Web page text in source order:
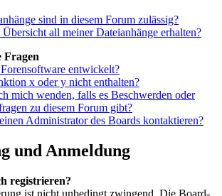
sind in diesem Forum zulässig?
all meiner Dateianhänge erhalten?
Fragen
entwickelt?
x oder y nicht enthalten?
mich wenden, falls es Beschwerden oder
zu diesem Forum gibt?
Administrator des Boards kontaktieren?
und Anmeldung
registrieren?
ist nicht unbedingt zwingend. Die Board-